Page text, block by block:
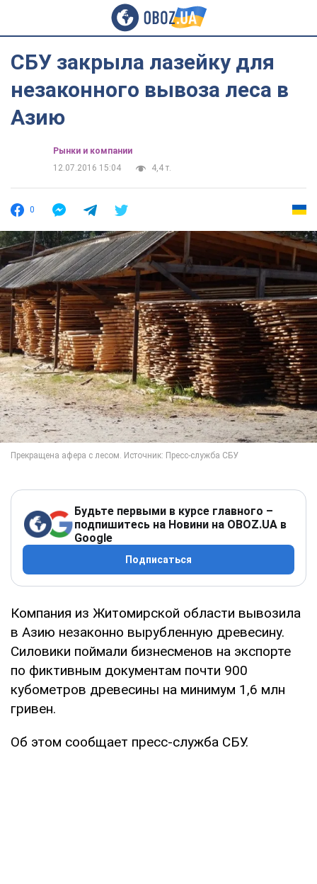
СБУ закрыла лазейку для
незаконного вывоза леса в
Азию
Рынки и компании
12.07.2016 15:04
4,4 т.
0
Будьте первыми в курсе главного –
подпишитесь на Новини на OBOZ.UA в
Google
Подписаться
Компания из Житомирской области вывозила
в Азию незаконно вырубленную древесину.
Силовики поймали бизнесменов на экспорте
по фиктивным документам почти 900
кубометров древесины на минимум 1,6 млн
гривен.
Об этом сообщает пресс-служба СБУ.